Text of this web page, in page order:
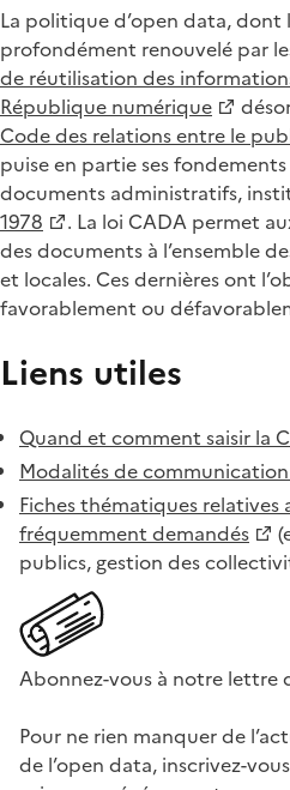
La politique d’open data, dont
profondément renouvelé par
de réutilisation des
République numérique
Code des relations entre le
puise en partie ses
documents administratifs,
1978
. La loi CADA permet
des documents à l’ensemble
et locales. Ces dernières ont
favorablement ou
Liens utiles
Quand et comment saisir la
Modalités de
Fiches thématiques relatives
fréquemment demandés
publics, gestion des
Abonnez-vous à notre lettre
Pour ne rien manquer de
de l’open data, inscrivez-